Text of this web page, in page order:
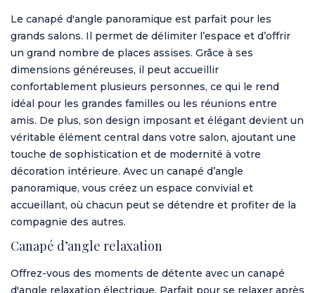
Le canapé d'angle panoramique est parfait pour les
grands salons. Il permet de délimiter l’espace et d’offrir
un grand nombre de places assises. Grâce à ses
dimensions généreuses, il peut accueillir
confortablement plusieurs personnes, ce qui le rend
idéal pour les grandes familles ou les réunions entre
amis. De plus, son design imposant et élégant devient un
véritable élément central dans votre salon, ajoutant une
touche de sophistication et de modernité à votre
décoration intérieure. Avec un canapé d’angle
panoramique, vous créez un espace convivial et
accueillant, où chacun peut se détendre et profiter de la
compagnie des autres.
Canapé d’angle relaxation
Offrez-vous des moments de détente avec un canapé
d'angle relaxation électrique. Parfait pour se relaxer après